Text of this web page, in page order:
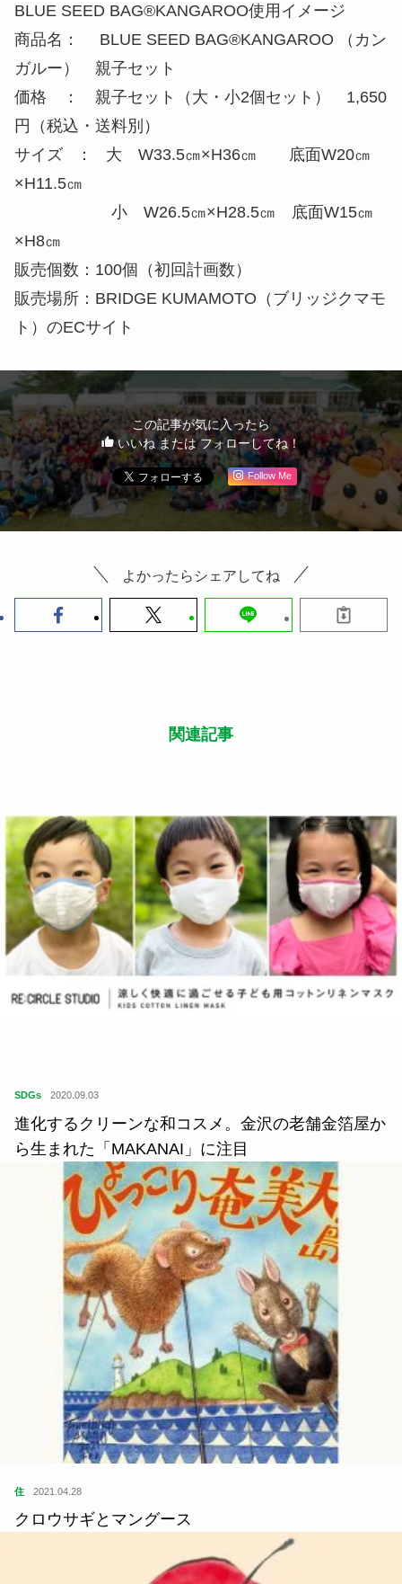
BLUE SEED BAG®KANGAROO使用イメージ
商品名： BLUE SEED BAG®KANGAROO （カン
ガルー） 親子セット
価格 ： 親子セット（大・小2個セット） 1,650
円（税込・送料別）
サイズ ： 大 W33.5㎝×H36㎝ 底面W20㎝
×H11.5㎝
小 W26.5㎝×H28.5㎝ 底面W15㎝
×H8㎝
販売個数：100個（初回計画数）
販売場所：BRIDGE KUMAMOTO（ブリッジクマモ
ト）のECサイト
この記事が気に入ったら
いいね または フォローしてね！
Follow Me
よかったらシェアしてね
関連記事
SDGs 2020.09.03
進化するクリーンな和コスメ。金沢の老舗金箔屋か
ら生まれた「MAKANAI」に注目
住 2021.04.28
クロウサギとマングース